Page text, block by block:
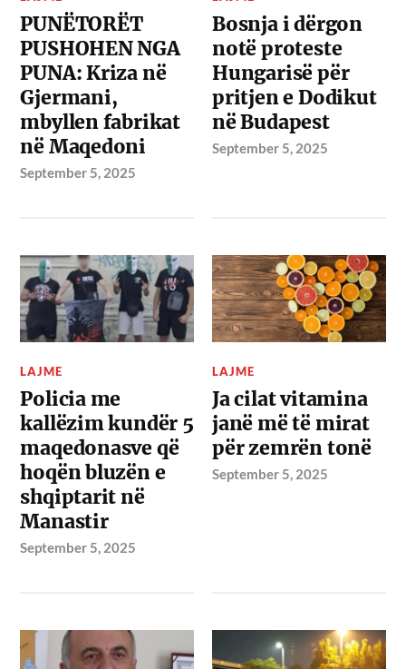
PUNËTORËT
PUSHOHEN NGA
PUNA: Kriza në
Gjermani,
mbyllen fabrikat
në Maqedoni
September 5, 2025
Bosnja i dërgon
notë proteste
Hungarisë për
pritjen e Dodikut
në Budapest
September 5, 2025
LAJME
Policia me
kallëzim kundër 5
maqedonasve që
hoqën bluzën e
shqiptarit në
Manastir
September 5, 2025
LAJME
Ja cilat vitamina
janë më të mirat
për zemrën tonë
September 5, 2025